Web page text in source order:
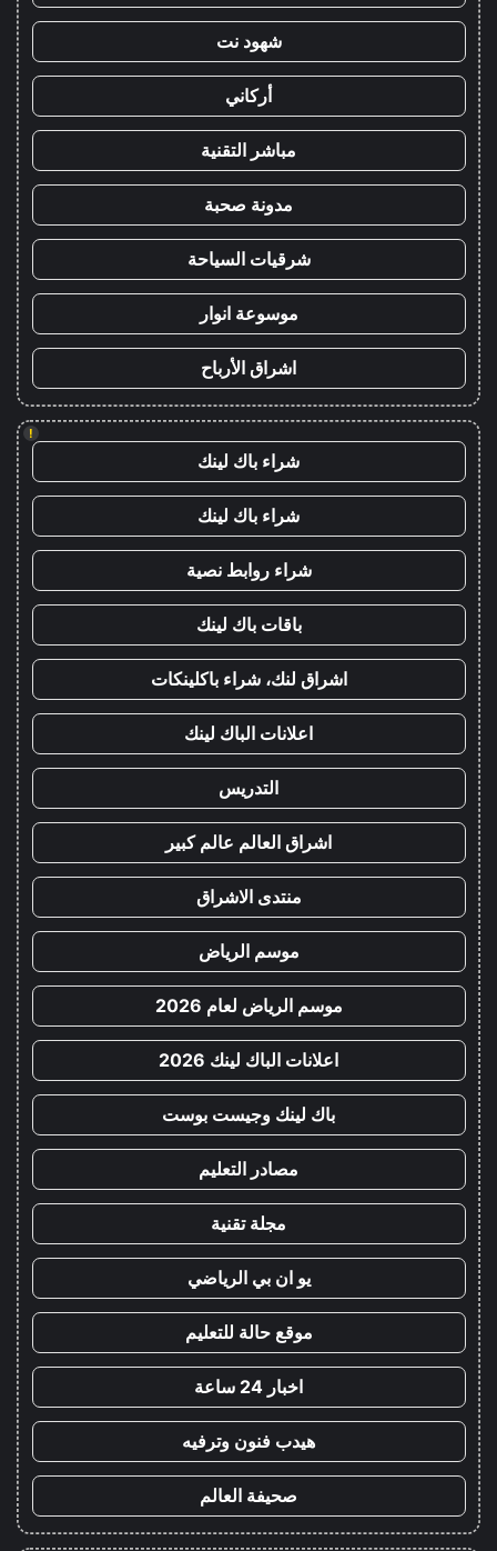
شهود نت
أركاني
مباشر التقنية
مدونة صحبة
شرقيات السياحة
موسوعة انوار
اشراق الأرباح
!
شراء باك لينك
شراء باك لينك
شراء روابط نصية
باقات باك لينك
اشراق لنك، شراء باكلينكات
اعلانات الباك لينك
التدريس
اشراق العالم عالم كبير
منتدى الاشراق
موسم الرياض
موسم الرياض لعام 2026
اعلانات الباك لينك 2026
باك لينك وجيست بوست
مصادر التعليم
مجلة تقنية
يو ان بي الرياضي
موقع حالة للتعليم
اخبار 24 ساعة
هيدب فنون وترفيه
صحيفة العالم